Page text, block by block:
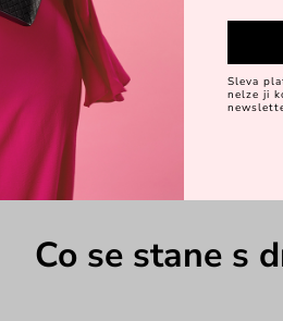
POUZE U VÁS?
Co se stane s
Sleva
nelze ji